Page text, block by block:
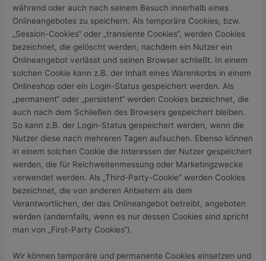
während oder auch nach seinem Besuch innerhalb eines
Onlineangebotes zu speichern. Als temporäre Cookies, bzw.
„Session-Cookies“ oder „transiente Cookies“, werden Cookies
bezeichnet, die gelöscht werden, nachdem ein Nutzer ein
Onlineangebot verlässt und seinen Browser schließt. In einem
solchen Cookie kann z.B. der Inhalt eines Warenkorbs in einem
Onlineshop oder ein Login-Status gespeichert werden. Als
„permanent“ oder „persistent“ werden Cookies bezeichnet, die
auch nach dem Schließen des Browsers gespeichert bleiben.
So kann z.B. der Login-Status gespeichert werden, wenn die
Nutzer diese nach mehreren Tagen aufsuchen. Ebenso können
in einem solchen Cookie die Interessen der Nutzer gespeichert
werden, die für Reichweitenmessung oder Marketingzwecke
verwendet werden. Als „Third-Party-Cookie“ werden Cookies
bezeichnet, die von anderen Anbietern als dem
Verantwortlichen, der das Onlineangebot betreibt, angeboten
werden (andernfalls, wenn es nur dessen Cookies sind spricht
man von „First-Party Cookies“).
Wir können temporäre und permanente Cookies einsetzen und